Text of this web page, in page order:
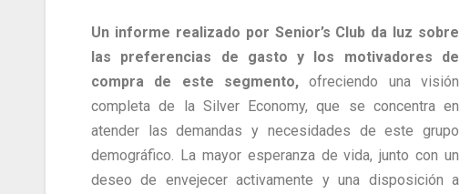
Un informe realizado por Senior’s Club da luz sobre
las preferencias de gasto y los motivadores de
compra de este segmento, ofreciendo una visión
completa de la Silver Economy, que se concentra en
atender las demandas y necesidades de este grupo
demográfico. La mayor esperanza de vida, junto con un
deseo de envejecer activamente y una disposición a